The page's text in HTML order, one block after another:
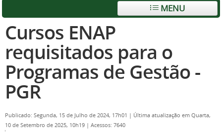
MENU
Cursos ENAP
requisitados para o
Programas de Gestão -
PGR
Publicado: Segunda, 15 de Julho de 2024, 17h01 | Última atualização em Quarta,
10 de Setembro de 2025, 10h19 | Acessos: 7640